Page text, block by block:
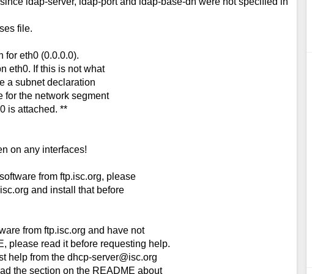
file.
for eth0 (0.0.0.0).
eth0. If this is not what
a subnet declaration
for the network segment
is attached. **
on any interfaces!
from ftp.isc.org, please
and install that before
from ftp.isc.org and have not
please read it before requesting help.
help from the dhcp-server@isc.org
the section on the README about